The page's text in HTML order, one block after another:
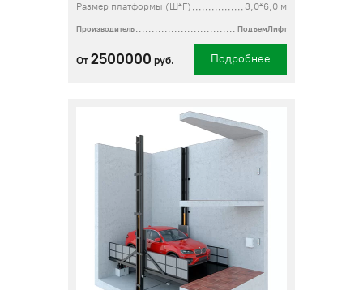
Размер платформы (Ш*Г)
3,0*6,0 м
Производитель ПодъемЛифт
От 2500000 руб. Подробнее